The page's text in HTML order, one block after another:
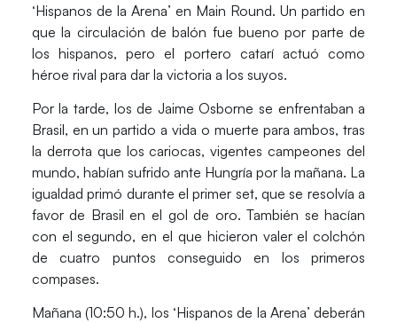
‘Hispanos de la Arena’ en Main Round. Un partido en
que la circulación de balón fue bueno por parte de
los hispanos, pero el portero catarí actuó como
héroe rival para dar la victoria a los suyos.
Por la tarde, los de Jaime Osborne se enfrentaban a
Brasil, en un partido a vida o muerte para ambos, tras
la derrota que los cariocas, vigentes campeones del
mundo, habían sufrido ante Hungría por la mañana. La
igualdad primó durante el primer set, que se resolvía a
favor de Brasil en el gol de oro. También se hacían
con el segundo, en el que hicieron valer el colchón
de cuatro puntos conseguido en los primeros
compases.
Mañana (10:50 h.), los ‘Hispanos de la Arena’ deberán